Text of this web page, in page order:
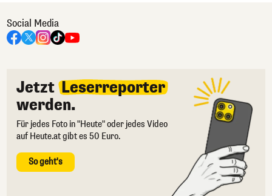
Social Media
Jetzt Leserreporter
werden.
Für jedes Foto in "Heute" oder jedes Video
auf Heute.at gibt es 50 Euro.
So geht's